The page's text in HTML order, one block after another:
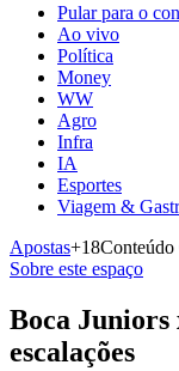
Pular para o
Ao vivo
Política
Money
WW
Agro
Infra
IA
Esportes
Viagem &
Apostas+18Conteúdo
Sobre este espaço
Boca Juniors
escalações